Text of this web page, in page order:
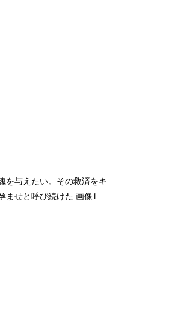
を与えたい。その救済をキ
ませと呼び続けた 画像1